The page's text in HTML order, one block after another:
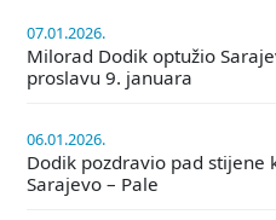
07.01.2026.
Milorad Dodik optužio
proslavu 9. januara
06.01.2026.
Dodik pozdravio pad stijene
Sarajevo – Pale